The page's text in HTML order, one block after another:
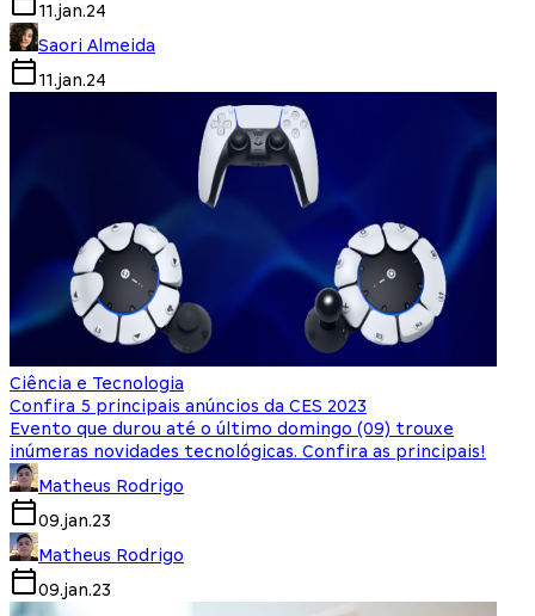
11.jan.24
Saori Almeida
11.jan.24
Ciência e Tecnologia
Confira 5 principais anúncios da CES 2023
Evento que durou até o último domingo (09) trouxe
inúmeras novidades tecnológicas. Confira as principais!
Matheus Rodrigo
09.jan.23
Matheus Rodrigo
09.jan.23